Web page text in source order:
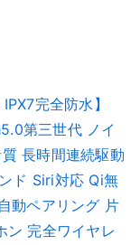
完全防水】
第三世代 ノイ
長時間連続駆動
ド Siri対応 Qi無
動ペアリング 片
ン 完全ワイヤレ